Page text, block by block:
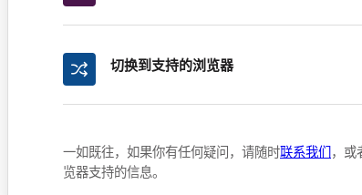
切换到支持的浏览器
一如既往，如果你有任何疑问，请随时联系我们 ，或
览器支持的信息。